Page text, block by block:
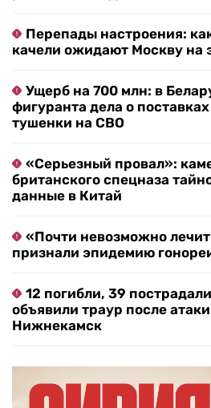
Перепады настроения:
качели ожидают Москву на
Ущерб на 700 млн: в
фигуранта дела о
тушенки на СВО
«Серьезный провал»:
британского спецназа
данные в Китай
«Почти невозможно
признали эпидемию
12 погибли, 39
объявили траур после
Нижнекамск